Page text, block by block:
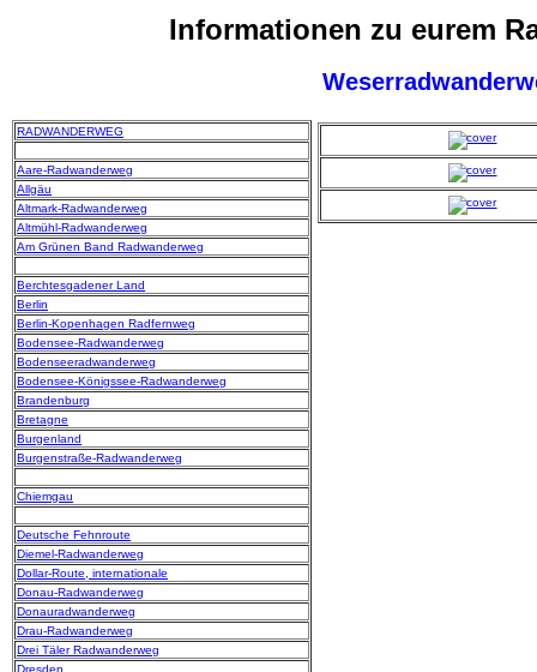
Informationen zu eurem
RADWANDERWEG
Aare-Radwanderweg
Allgäu
Altmark-Radwanderweg
Altmühl-Radwanderweg
Am Grünen Band Radwanderweg
Berchtesgadener Land
Berlin
Berlin-Kopenhagen Radfernweg
Bodensee-Radwanderweg
Bodenseeradwanderweg
Bodensee-Königssee-Radwanderweg
Brandenburg
Bretagne
Burgenland
Burgenstraße-Radwanderweg
Chiemgau
Deutsche Fehnroute
Diemel-Radwanderweg
Dollar-Route, internationale
Donau-Radwanderweg
Donauradwanderweg
Drau-Radwanderweg
Drei Täler Radwanderweg
Dresden